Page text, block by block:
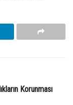
Korunması